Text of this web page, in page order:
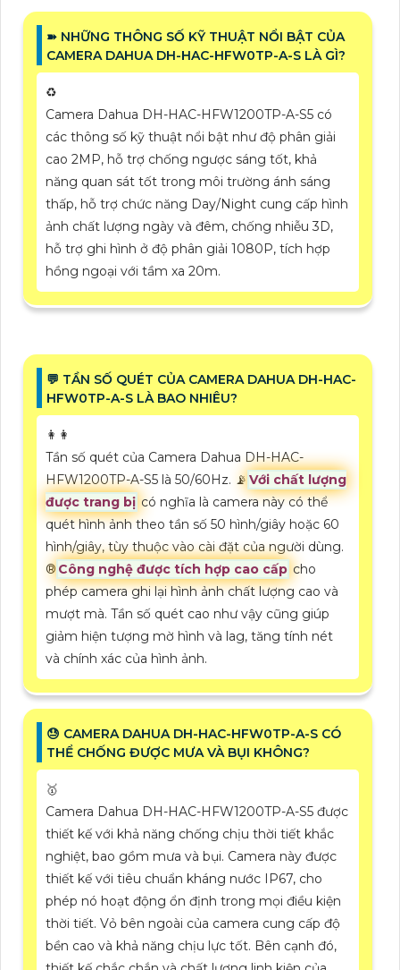
➽ NHỮNG THÔNG SỐ KỸ THUẬT NỔI BẬT CỦA
CAMERA DAHUA DH-HAC-HFW0TP-A-S LÀ GÌ?
♻️
Camera Dahua DH-HAC-HFW1200TP-A-S5 có
các thông số kỹ thuật nổi bật như độ phân giải
cao 2MP, hỗ trợ chống ngược sáng tốt, khả
năng quan sát tốt trong môi trường ánh sáng
thấp, hỗ trợ chức năng Day/Night cung cấp hình
ảnh chất lượng ngày và đêm, chống nhiễu 3D,
hỗ trợ ghi hình ở độ phân giải 1080P, tích hợp
hồng ngoại với tầm xa 20m.
️💬 TẦN SỐ QUÉT CỦA CAMERA DAHUA DH-HAC-
HFW0TP-A-S LÀ BAO NHIÊU?
️👩‍👩
Tần số quét của Camera Dahua DH-HAC-
HFW1200TP-A-S5 là 50/60Hz. 📡 Với chất lượng
được trang bị có nghĩa là camera này có thể
quét hình ảnh theo tần số 50 hình/giây hoặc 60
hình/giây, tùy thuộc vào cài đặt của người dùng.
®️ Công nghệ được tích hợp cao cấp cho
phép camera ghi lại hình ảnh chất lượng cao và
mượt mà. Tần số quét cao như vậy cũng giúp
giảm hiện tượng mờ hình và lag, tăng tính nét
và chính xác của hình ảnh.
😓 CAMERA DAHUA DH-HAC-HFW0TP-A-S CÓ
THỂ CHỐNG ĐƯỢC MƯA VÀ BỤI KHÔNG?
🥇
Camera Dahua DH-HAC-HFW1200TP-A-S5 được
thiết kế với khả năng chống chịu thời tiết khắc
nghiệt, bao gồm mưa và bụi. Camera này được
thiết kế với tiêu chuẩn kháng nước IP67, cho
phép nó hoạt động ổn định trong mọi điều kiện
thời tiết. Vỏ bên ngoài của camera cung cấp độ
bền cao và khả năng chịu lực tốt. Bên cạnh đó,